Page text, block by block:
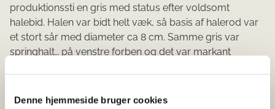
Denne hjemmeside bruger cookies
produktionssti en gris med sta­tus efter voldsomt
halebid. Halen var bidt helt væk, så basis af halerod var
et stort sår med diameter ca 8 cm. Samme gris var
springhalt… på venstre forben og det var markant
leddet og ledområdet…